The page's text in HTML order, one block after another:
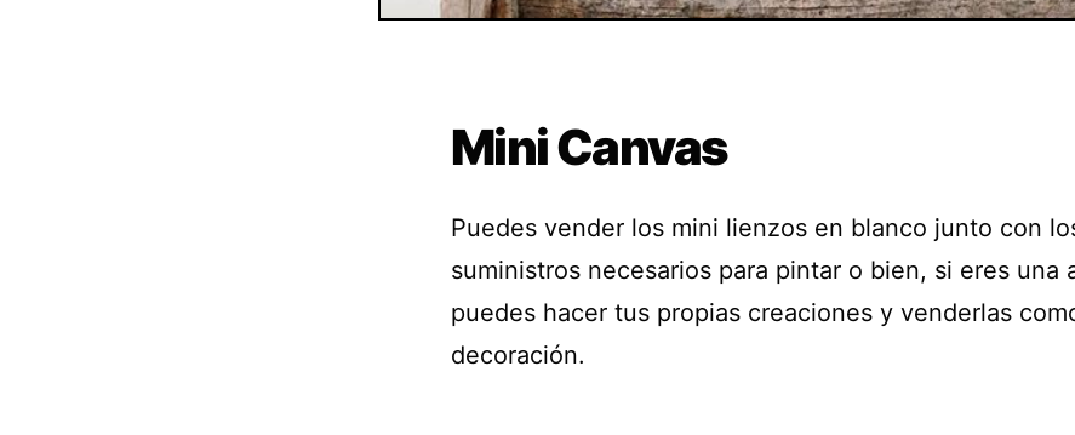
Mini Canvas
Puedes vender los mini lienzos en blanco junto con
suministros necesarios para pintar o bien, si eres una
puedes hacer tus propias creaciones y venderlas
decoración.